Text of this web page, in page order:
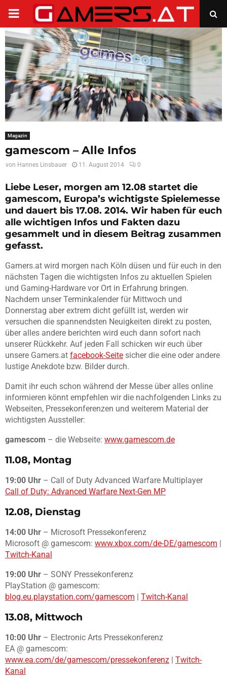
PRIMARY
MENU
Magazin
gamescom – Alle Infos
von Hannes Linsbauer 11. August 2014 0
Liebe Leser, morgen am 12.08 startet die
gamescom, Europa’s wichtigste Spielemesse
und dauert bis 17.08. 2014. Wir haben für euch
alle wichtigen Infos und Fakten dazu
gesammelt und in diesem Beitrag zusammen
gefasst.
Gamers.at wird morgen nach Köln düsen und für euch in den
nächsten Tagen die wichtigsten Infos zu aktuellen Spielen
und Gaming-Hardware vor Ort in Erfahrung bringen.
Nachdem unser Terminkalender für Mittwoch und
Donnerstag aber extrem dicht gefüllt ist, werden wir
versuchen die spannendsten Neuigkeiten direkt zu posten,
über alles andere berichten wird euch dann sofort nach
unserer Rückkehr. Auf jeden Fall schicken wir euch über
unsere Gamers.at facebook-Seite sicher die eine oder andere
lustige Anekdote bzw. Bilder durch.
Damit ihr euch schon während der Messe über alles online
informieren könnt empfehlen wir die nachfolgenden Links zu
Webseiten, Pressekonferenzen und weiterem Material der
wichtigsten Aussteller:
gamescom – die Webseite: www.gamescom.de
11.08, Montag
19:00 Uhr – Call of Duty Advanced Warfare Multiplayer
Call of Duty: Advanced Warfare Next-Gen MP
12.08, Dienstag
14:00 Uhr – Microsoft Pressekonferenz
Microsoft @ gamescom: www.xbox.com/de-DE/gamescom
Twitch-Kanal
19:00 Uhr – SONY Pressekonferenz
PlayStation @ gamescom:
blog.eu.playstation.com/gamescom
Twitch-Kanal
13.08, Mittwoch
10:00 Uhr – Electronic Arts Pressekonferenz
EA @ gamescom:
www.ea.com/de/gamescom/pressekonferenz
Twitch-
Kanal